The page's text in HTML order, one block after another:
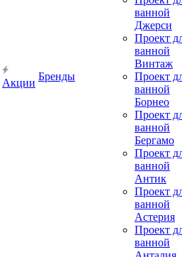
Акции
Бренды
ванной
Джерси
Проект
ванной
Винтаж
Проект
ванной
Борнео
Проект
ванной
Бергамо
Проект
ванной
Антик
Проект
ванной
Астерия
Проект
ванной